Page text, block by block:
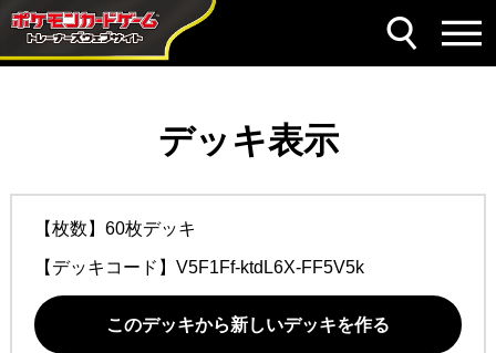
デッキ表示
【枚数】60枚デッキ
【デッキコード】 V5F1Ff-ktdL6X-FF5V5k
このデッキから新しいデッキを作る